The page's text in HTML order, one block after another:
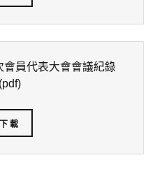
會員代表大會會議紀錄
(pdf)
下載